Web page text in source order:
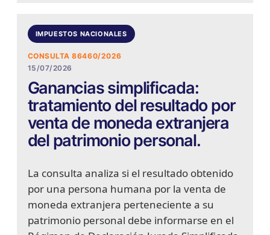
IMPUESTOS NACIONALES
CONSULTA 86460/2026
15/07/2026
Ganancias simplificada:
tratamiento del resultado por
venta de moneda extranjera
del patrimonio personal.
La consulta analiza si el resultado obtenido
por una persona humana por la venta de
moneda extranjera perteneciente a su
patrimonio personal debe informarse en el